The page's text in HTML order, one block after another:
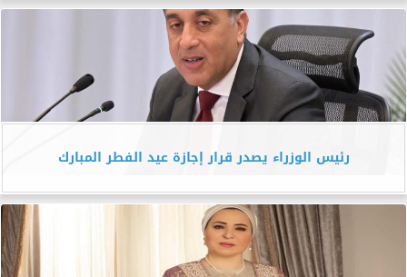
رئيس الوزراء يصدر قرار إجازة عيد الفطر المبارك